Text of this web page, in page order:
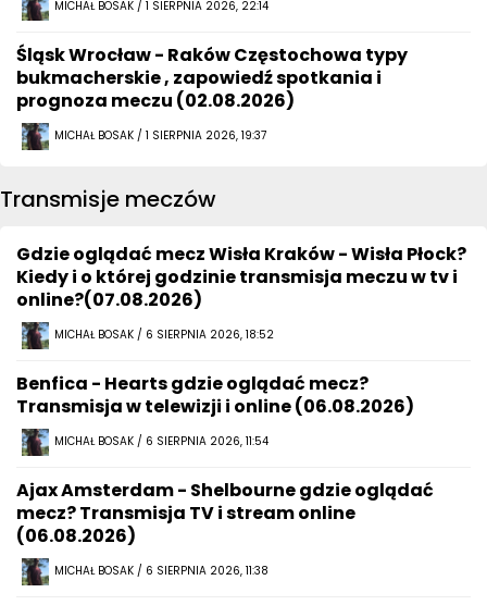
MICHAŁ BOSAK / 1 SIERPNIA 2026, 22:14
Śląsk Wrocław - Raków Częstochowa typy
bukmacherskie , zapowiedź spotkania i
prognoza meczu (02.08.2026)
MICHAŁ BOSAK / 1 SIERPNIA 2026, 19:37
Transmisje meczów
Gdzie oglądać mecz Wisła Kraków - Wisła Płock?
Kiedy i o której godzinie transmisja meczu w tv i
online?(07.08.2026)
MICHAŁ BOSAK / 6 SIERPNIA 2026, 18:52
Benfica - Hearts gdzie oglądać mecz?
Transmisja w telewizji i online (06.08.2026)
MICHAŁ BOSAK / 6 SIERPNIA 2026, 11:54
Ajax Amsterdam - Shelbourne gdzie oglądać
mecz? Transmisja TV i stream online
(06.08.2026)
MICHAŁ BOSAK / 6 SIERPNIA 2026, 11:38